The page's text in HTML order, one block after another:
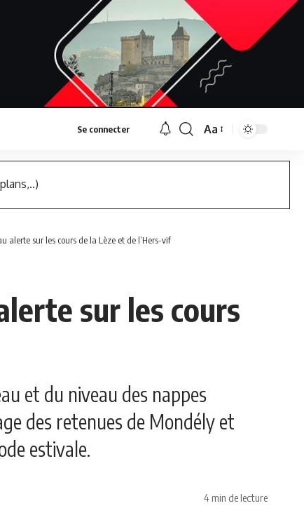
Se connecter
Font
Aa
alerte sur les cours de la Lèze et de l’Hers-vif
sur les cours
et du niveau des nappes
des retenues de Mondély et
estivale.
4 min de lecture